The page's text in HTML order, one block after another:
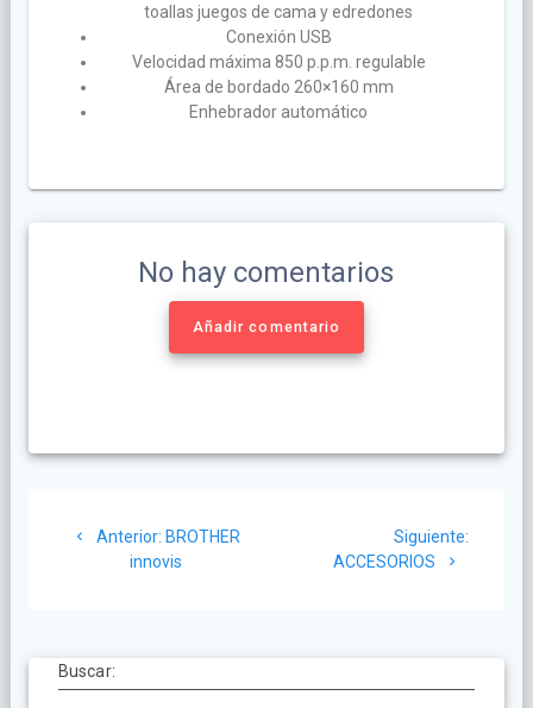
toallas juegos de cama y edredones
Conexión USB
Velocidad máxima 850 p.p.m. regulable
Área de bordado 260×160 mm
Enhebrador automático
No hay comentarios
Añadir comentario
Anterior: BROTHER
innovis
Siguiente:
ACCESORIOS
Buscar: